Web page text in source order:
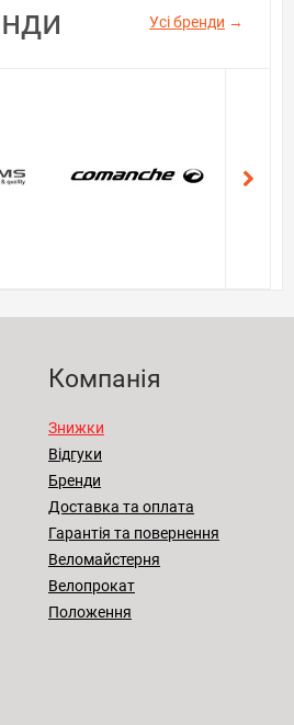
Усі бренди →
Компанія
Знижки
Відгуки
Бренди
Доставка та оплата
Гарантія та повернення
Веломайстерня
Велопрокат
Положення